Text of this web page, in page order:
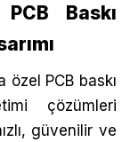
Baskı
PCB baskı
çözümleri
güvenilir ve